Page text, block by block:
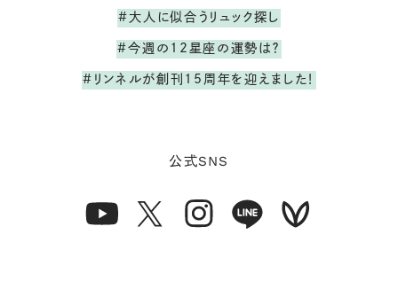
#大人に似合うリュック探し
#今週の12星座の運勢は？
#リンネルが創刊15周年を迎えました！
公式SNS